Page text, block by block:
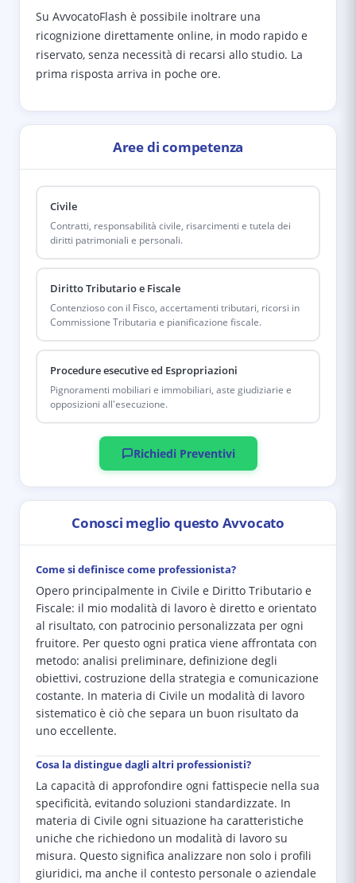
Su AvvocatoFlash è possibile inoltrare una
ricognizione direttamente online, in modo rapido e
riservato, senza necessità di recarsi allo studio. La
prima risposta arriva in poche ore.
Aree di competenza
Civile
Contratti, responsabilità civile, risarcimenti e tutela dei
diritti patrimoniali e personali.
Diritto Tributario e Fiscale
Contenzioso con il Fisco, accertamenti tributari, ricorsi in
Commissione Tributaria e pianificazione fiscale.
Procedure esecutive ed Espropriazioni
Pignoramenti mobiliari e immobiliari, aste giudiziarie e
opposizioni all'esecuzione.
Richiedi Preventivi
Conosci meglio questo Avvocato
Come si definisce come professionista?
Opero principalmente in Civile e Diritto Tributario e
Fiscale: il mio modalità di lavoro è diretto e orientato
al risultato, con patrocinio personalizzata per ogni
fruitore. Per questo ogni pratica viene affrontata con
metodo: analisi preliminare, definizione degli
obiettivi, costruzione della strategia e comunicazione
costante. In materia di Civile un modalità di lavoro
sistematico è ciò che separa un buon risultato da
uno eccellente.
Cosa la distingue dagli altri professionisti?
La capacità di approfondire ogni fattispecie nella sua
specificità, evitando soluzioni standardizzate. In
materia di Civile ogni situazione ha caratteristiche
uniche che richiedono un modalità di lavoro su
misura. Questo significa analizzare non solo i profili
giuridici, ma anche il contesto personale o aziendale